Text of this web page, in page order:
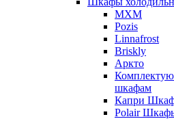
МХМ
Pozis
Linnafrost
Briskly
Аркто
шкафам
Капри
Polair